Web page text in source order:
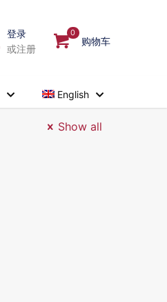
登录
或注册
0
购物车
English
Show all